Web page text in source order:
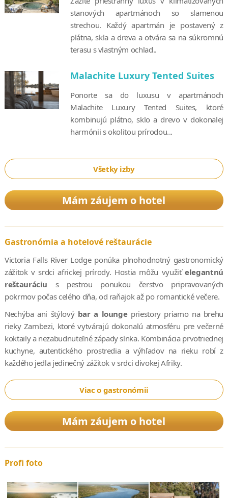
stanových apartmánoch so slamenou
strechou. Každý apartmán je postavený z
plátna, skla a dreva a otvára sa na súkromnú
terasu s vlastným ochlad..
Malachite Luxury Tented Suites
Ponorte sa do luxusu v apartmánoch
Malachite Luxury Tented Suites, ktoré
kombinujú plátno, sklo a drevo v dokonalej
harmónii s okolitou prírodou...
Všetky izby
Mám záujem o hotel
Gastronómia a hotelové reštaurácie
Victoria Falls River Lodge ponúka plnohodnotný gastronomický
zážitok v srdci africkej prírody. Hostia môžu využiťelegantnú
reštauráciu s pestrou ponukou čerstvo pripravovaných
pokrmov počas celého dňa, od raňajok až po romantické večere.
Nechýba ani štýlový bar a loungepriestory priamo na brehu
rieky Zambezi, ktoré vytvárajú dokonalú atmosféru pre večerné
koktaily a nezabudnuteľné západy slnka. Kombinácia prvotriednej
kuchyne, autentického prostredia a výhľadov na rieku robí z
každého jedla jedinečný zážitok v srdci divokej Afriky.
Viac o gastronómii
Mám záujem o hotel
Profi foto